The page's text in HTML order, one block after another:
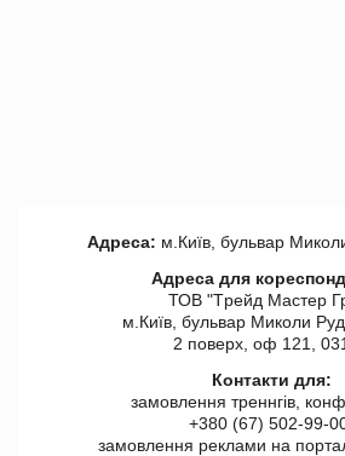
Адреса: м.Київ, бульвар
Адреса для
ТОВ "Tрейд Мастер
м.Київ, бульвар Миколи
2 поверх, оф 121,
Контакти для:
замовлення треннгів,
+380 (67) 502-99-
замовлення реклами на